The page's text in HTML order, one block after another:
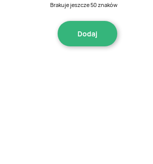
Brakuje jeszcze50 znaków